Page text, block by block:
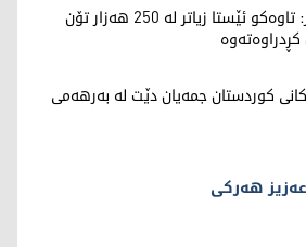
ژووری بازرگانیی هەولێر: تاوەکو ئێستا زیاتر لە 250 هەزار تۆن
کوردستان جمەیان دێت لە بەرهەمی
هەرکی